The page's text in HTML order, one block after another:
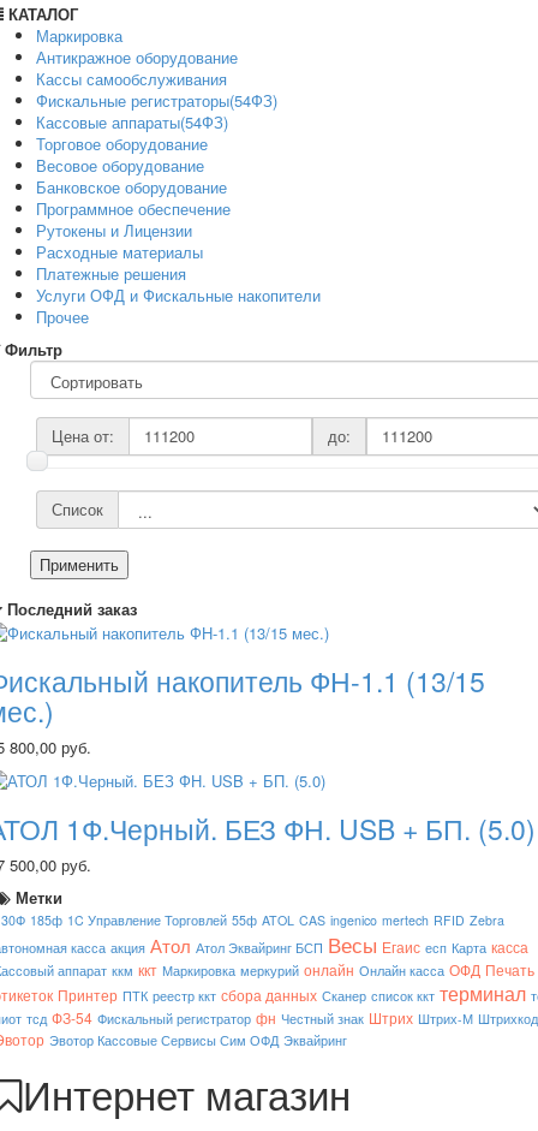
КАТАЛОГ
Маркировка
Антикражное оборудование
Кассы самообслуживания
Фискальные регистраторы(54ФЗ)
Кассовые аппараты(54ФЗ)
Торговое оборудование
Весовое оборудование
Банковское оборудование
Программное обеспечение
Рутокены и Лицензии
Расходные материалы
Платежные решения
Услуги ОФД и Фискальные накопители
Прочее
Фильтр
Цена от: до:
Список
Применить
Последний заказ
накопитель ФН-1.1 (13/15
800,00 руб.
1Ф.Черный. БЕЗ ФН. USB + БП. (5.0)
500,00 руб.
Метки
185ф 1C Управление Торговлей 55ф ATOL CAS ingenico mertech RFID Zebra
касса акция Атол Атол Эквайринг БСП Весы Егаис есп Карта касса
аппарат ккм ккт Маркировка меркурий онлайн Онлайн касса ОФД Печать
Принтер ПТК реестр ккт сбора данных Сканер список ккт терминал
тсд ФЗ-54 Фискальный регистратор фн Честный знак Штрих Штрих-М Штрихкод
Эвотор Кассовые Сервисы Сим ОФД Эквайринг
Интернет магазин